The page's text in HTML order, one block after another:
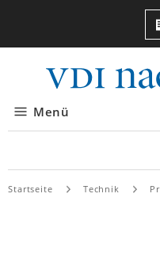
Menü
Startseite Technik